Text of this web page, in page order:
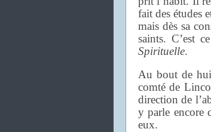
fait des études
mais dès sa
saints. C’est
Spirituelle.
Au bout de
comté de
direction de
y parle encore
eux.